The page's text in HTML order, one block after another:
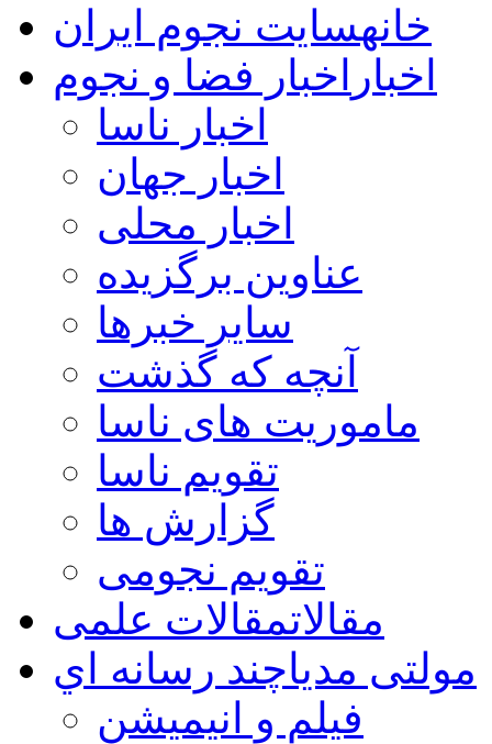
خانهسایت نجوم ایران
اخبار اخبار فضا و نجوم
اخبار ناسا
اخبار جهان
اخبار محلی
عناوین برگزیده
سایر خبرها
آنچه که گذشت
ماموریت های ناسا
تقویم ناسا
گزارش ها
تقویم نجومی
مقالاتمقالات علمی
مولتی مدیاچند رسانه اي
فیلم و انیمیشن